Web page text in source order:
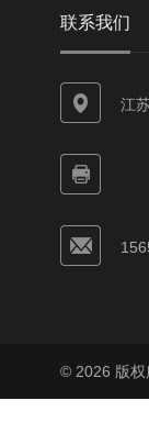
联系我们
江
© 2026 版权